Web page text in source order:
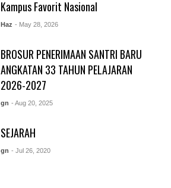
Kampus Favorit Nasional
Haz - May 28, 2026
BROSUR PENERIMAAN SANTRI BARU
ANGKATAN 33 TAHUN PELAJARAN
2026-2027
gn - Aug 20, 2025
SEJARAH
gn - Jul 26, 2020